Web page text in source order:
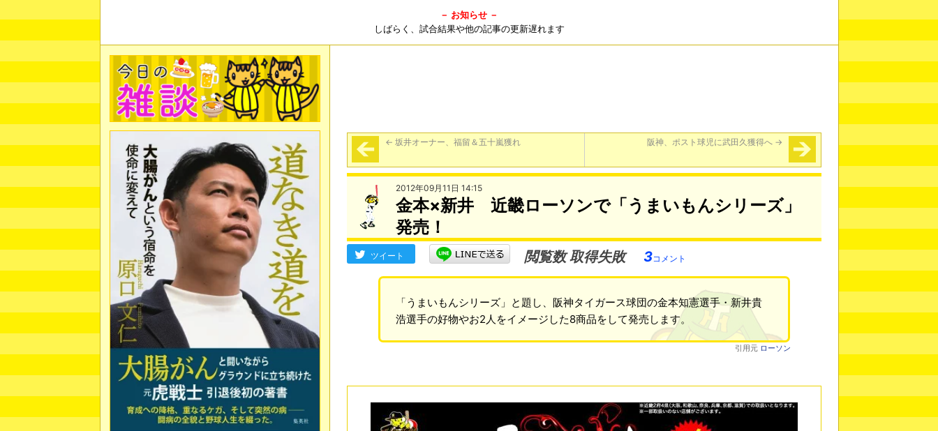
－ お知らせ －
しばらく、試合結果や他の記事の更新遅れます
← 坂井オーナー、福留＆五十嵐獲れ 阪神、ポスト球児に武田久獲得へ →
2012年09月11日 14:15
金本×新井 近畿ローソンで「うまいもんシリーズ」
発売！
ツイート 閲覧数 取得失敗 3コメント
「うまいもんシリーズ」と題し、阪神タイガース球団の金本知憲選手・新井貴
浩選手の好物やお2人をイメージした8商品をして発売します。
引用元 ローソン